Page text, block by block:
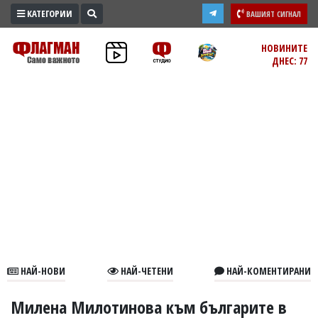
ПРОМО
ЗОНА
В
КАТЕГОРИИ ВАШИЯТ СИГНАЛ
НОВИНИТЕ
ДНЕС: 77
НАЙ-НОВИ НАЙ-ЧЕТЕНИ НАЙ-КОМЕНТИРАНИ
Милена Милотинова към българите в